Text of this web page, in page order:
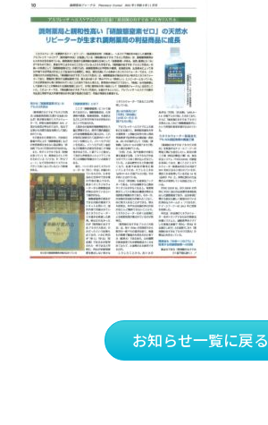
お知らせ一覧に戻る